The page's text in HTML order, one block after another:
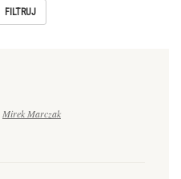
Mirek Marczak